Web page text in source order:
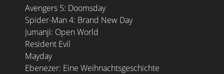
Avengers 5: Doomsday
Spider-Man 4: Brand New Day
Jumanji: Open World
Resident Evil
Mayday
Ebenezer: Eine Weihnachtsgeschichte